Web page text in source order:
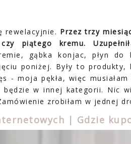
rewelacyjnie. Przez trzy
piątego kremu.
gąbka konjac, płyn do
poniżej. Były to
- moja pękła, więc
w innej kategorii. Nic
zrobiłam w jednej
| Gdzie